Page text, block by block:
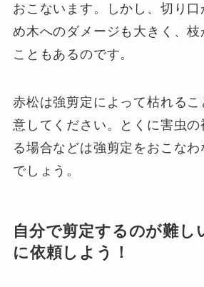
おこないます。しかし、切り口
め木へのダメージも大きく、枝
こともあるのです。
赤松は強剪定によって枯れる
意してください。とくに害虫
る場合などは強剪定をおこな
でしょう。
自分で剪定するのが難し
に依頼しよう！